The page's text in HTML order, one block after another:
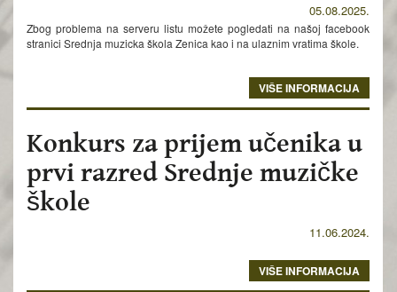
05.08.2025.
Zbog problema na serveru listu možete pogledati na našoj facebook
stranici Srednja muzicka škola Zenica kao i na ulaznim vratima škole.
VIŠE INFORMACIJA
Konkurs za prijem učenika u
prvi razred Srednje muzičke
škole
11.06.2024.
VIŠE INFORMACIJA